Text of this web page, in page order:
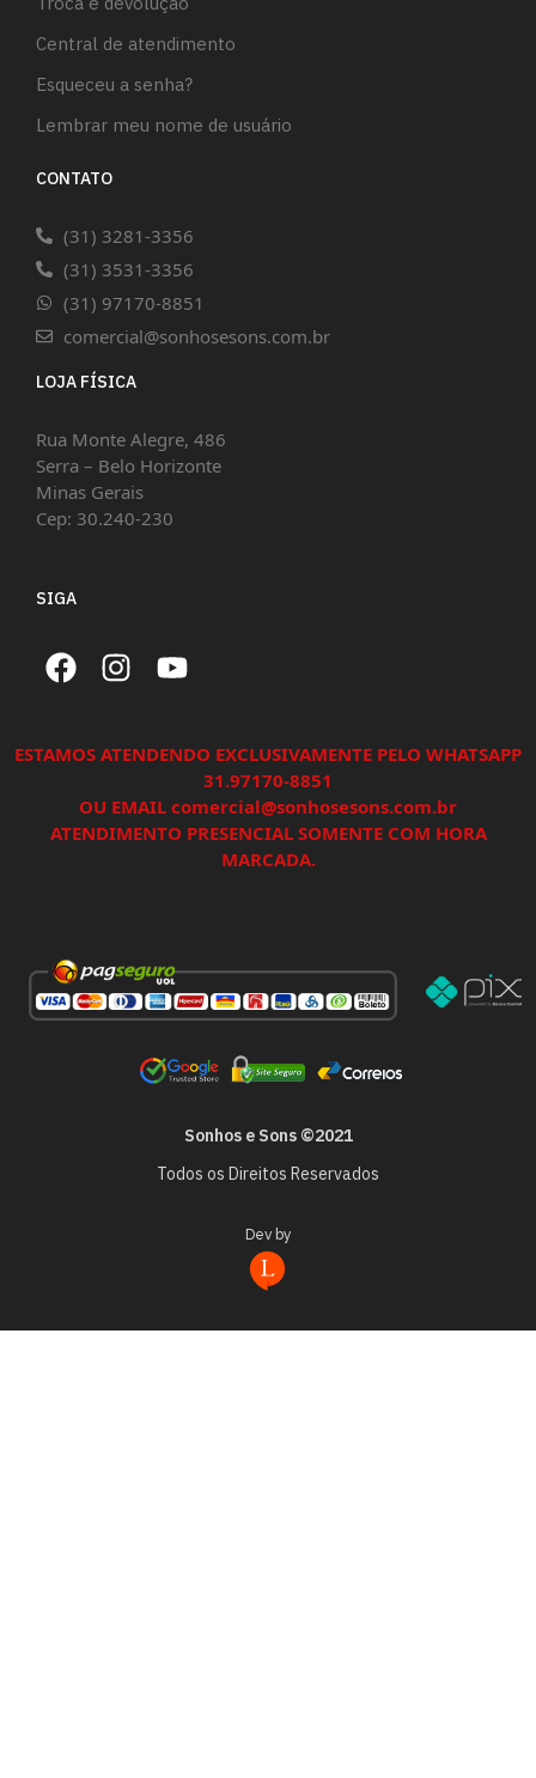
Central de atendimento
Esqueceu a senha?
Lembrar meu nome de usuário
CONTATO
(31) 3281-3356
(31) 3531-3356
(31) 97170-8851
comercial@sonhosesons.com.br
LOJA FÍSICA
Rua Monte Alegre, 486
Serra – Belo Horizonte
Minas Gerais
Cep: 30.240-230
SIGA
ESTAMOS ATENDENDO EXCLUSIVAMENTE PELO WHATSAPP
31.97170-8851
OU EMAIL comercial@sonhosesons.com.br
ATENDIMENTO PRESENCIAL SOMENTE COM HORA
MARCADA.
Sonhos e Sons ©2021
Todos os Direitos Reservados
Dev by